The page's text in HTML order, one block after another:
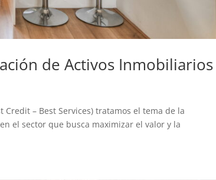
de Activos Inmobiliarios
Credit – Best Services) tratamos el tema de la
el sector que busca maximizar el valor y la